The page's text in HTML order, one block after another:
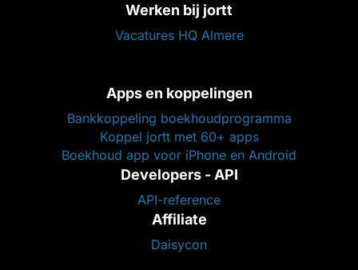
Werken bij jortt
Vacatures HQ Almere
Apps en koppelingen
Bankkoppeling boekhoudprogramma
Koppel jortt met 60+ apps
Boekhoud app voor iPhone en Android
Developers - API
API-reference
Affiliate
Daisycon